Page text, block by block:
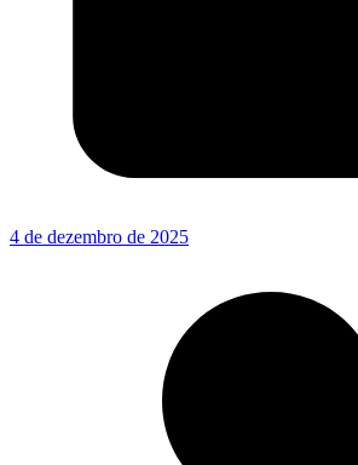
4 de dezembro de 2025